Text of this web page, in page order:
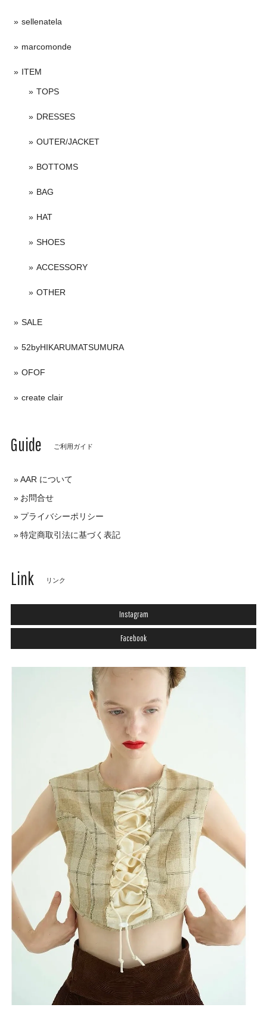
sellenatela
marcomonde
ITEM
TOPS
DRESSES
OUTER/JACKET
BOTTOMS
BAG
HAT
SHOES
ACCESSORY
OTHER
SALE
52byHIKARUMATSUMURA
OFOF
create clair
Guide ご利用ガイド
AAR について
お問合せ
プライバシーポリシー
特定商取引法に基づく表記
Link リンク
Instagram
Facebook